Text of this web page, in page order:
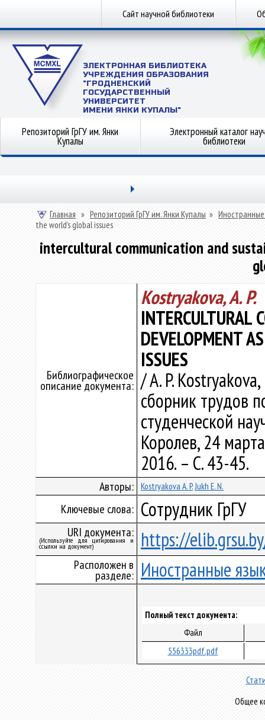
Сайт научной библиотеки
ЭЛЕКТРОННАЯ БИБЛИОТЕКА
УЧРЕЖДЕНИЯ ОБРАЗОВАНИЯ
"ГРОДНЕНСКИЙ
ГОСУДАРСТВЕННЫЙ
УНИВЕРСИТЕТ
ИМЕНИ ЯНКИ КУПАЛЫ"
Репозиторий ГрГУ им. Янки
Купалы
Электронный каталог
библиотеки
Главная » Репозиторий ГрГУ им. Янки Купалы »
the world’s global issues
intercultural communication and
Библиографическое
описание документа:
Kostryakova, A. P.
INTERCULTURAL
DEVELOPMENT
ISSUES
/ A. P.
сборник трудов
студенческой
Королев, 24
2016. – С. 43-45.
Авторы: Kostryakova A. P.Jukh E. N.
Ключевые слова: Сотрудник ГрГУ
URI документа:
(Используйте для цитирования и
ссылки на документ) https://
Расположен в
разделе: Иностранные
Полный текст документа:
Файл
556333pdf.pdf
Общее